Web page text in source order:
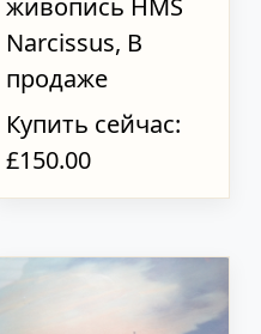
Narcissus, В
продаже
Купить сейчас:
£150.00